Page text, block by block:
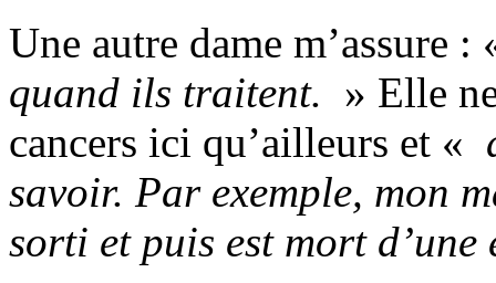
Une autre dame m’assure :
quand ils traitent. » Elle
cancers ici qu’ailleurs et «
savoir. Par exemple, mon
sorti et puis est mort